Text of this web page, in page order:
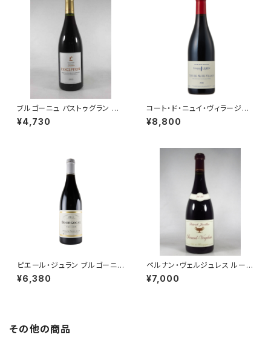
ブルゴーニュ パストゥグラン レ
クセプション 2021 ミシェル・ラ
ファルジュ 赤ワイン ブルゴーニ
¥4,730
コート・ド・ニュイ・ヴィラージュ
2018 750ml ドメーヌ・ジュリア
ン・ジェラール＆フィス
¥8,800
ピエール・ジュラン ブルゴーニュ
コート・ドール ピノ・ノワール 20
22 750ml
¥6,380
ペルナン・ヴェルジュレス ルージ
ュ 2020 750ml パトリック・ジ
ャヴィリエ
¥7,000
その他の商品